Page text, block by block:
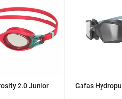
2.0 Junior Gafas